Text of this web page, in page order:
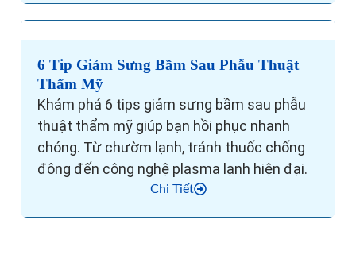
6 Tip Giảm Sưng Bầm Sau Phẫu Thuật
Thẩm Mỹ
Khám phá 6 tips giảm sưng bầm sau phẫu
thuật thẩm mỹ giúp bạn hồi phục nhanh
chóng. Từ chườm lạnh, tránh thuốc chống
đông đến công nghệ plasma lạnh hiện đại.
Chi Tiết